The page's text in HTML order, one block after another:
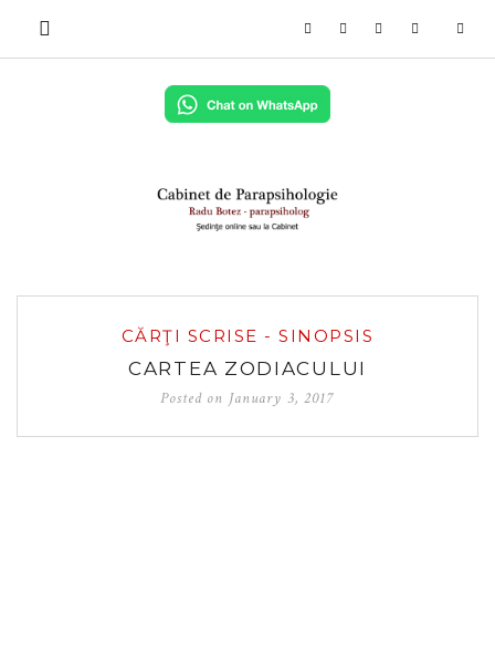
CĂRŢI SCRISE - SINOPSIS
CARTEA ZODIACULUI
Posted on January 3, 2017